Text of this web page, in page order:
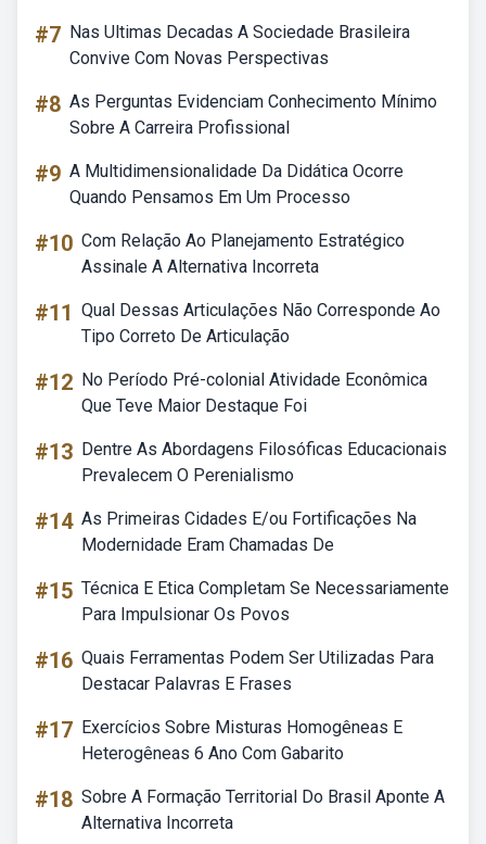
#7 Nas Ultimas Decadas A Sociedade Brasileira
Convive Com Novas Perspectivas
#8 As Perguntas Evidenciam Conhecimento Mínimo
Sobre A Carreira Profissional
#9 A Multidimensionalidade Da Didática Ocorre
Quando Pensamos Em Um Processo
#10 Com Relação Ao Planejamento Estratégico
Assinale A Alternativa Incorreta
#11 Qual Dessas Articulações Não Corresponde Ao
Tipo Correto De Articulação
#12 No Período Pré-colonial Atividade Econômica
Que Teve Maior Destaque Foi
#13 Dentre As Abordagens Filosóficas Educacionais
Prevalecem O Perenialismo
#14 As Primeiras Cidades E/ou Fortificações Na
Modernidade Eram Chamadas De
#15 Técnica E Etica Completam Se Necessariamente
Para Impulsionar Os Povos
#16 Quais Ferramentas Podem Ser Utilizadas Para
Destacar Palavras E Frases
#17 Exercícios Sobre Misturas Homogêneas E
Heterogêneas 6 Ano Com Gabarito
#18 Sobre A Formação Territorial Do Brasil Aponte A
Alternativa Incorreta